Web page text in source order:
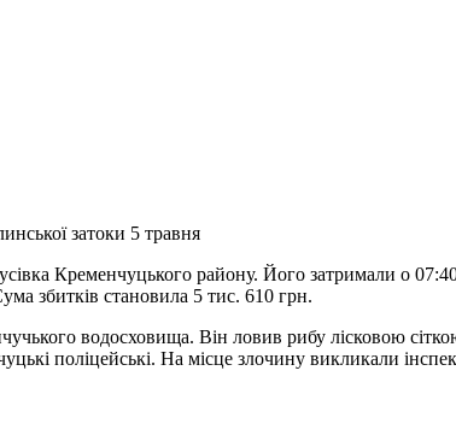
затоки 5 травня
Кременчуцького району. Його затримали о
збитків становила 5 тис. 610 грн.
водосховища. Він ловив рибу лісковою
поліцейські. На місце злочину викликали